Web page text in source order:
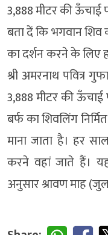
3,888 मीटर की ऊँचाई
बता दें कि भगवान शिव
का दर्शन करने के लिए
श्री अमरनाथ पवित्र
3,888 मीटर की
बर्फ का शिवलिंग
माना जाता है। हर
करने वहां जाते हैं।
अनुसार श्रावण माह